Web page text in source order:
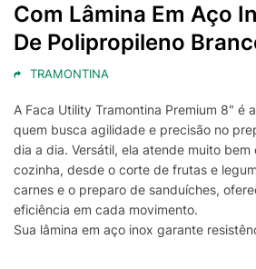
Com Lâmina Em Aço
De Polipropileno
TRAMONTINA
A Faca Utility Tramontina Premium 8" é
quem busca agilidade e precisão no
dia a dia. Versátil, ela atende muito
cozinha, desde o corte de frutas e
carnes e o preparo de sanduíches,
eficiência em cada movimento.
Sua lâmina em aço inox garante
corte consistente, além de facilitar a